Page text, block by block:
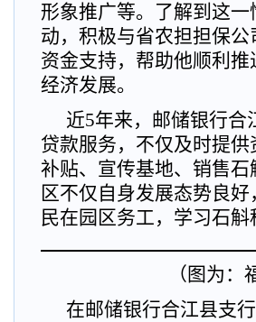
形象推广等。了解到这
动，积极与省农担担保
资金支持，帮助他顺利
经济发展。
近5年来，邮储银行合
贷款服务，不仅及时提
补贴、宣传基地、销售石
区不仅自身发展态势良
民在园区务工，学习石
（图为
在邮储银行合江县支